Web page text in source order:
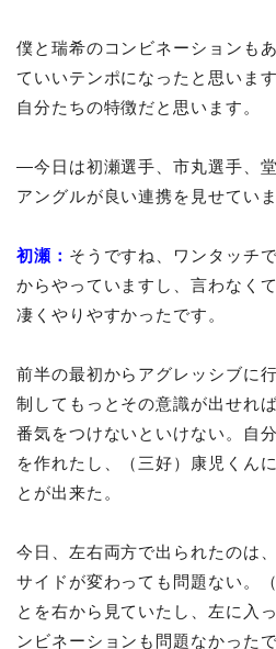
僕と瑞希のコンビネーションも
ていいテンポになったと思いま
自分たちの特徴だと思います。
―今日は初瀬選手、市丸選手、
アングルが良い連携を見せていま
初瀬： そうですね、ワンタッチ
からやっていますし、言わなく
凄くやりやすかったです。
前半の最初からアグレッシブに
制してもっとその意識が出せれ
番気をつけないといけない。自
を作れたし、（三好）康児くん
とが出来た。
今日、左右両方で出られたのは
サイドが変わっても問題ない。
とを右から見ていたし、左に入
ンビネーションも問題なかった